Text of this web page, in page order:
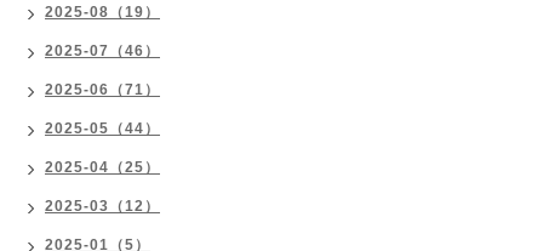
2025-08（19）
2025-07（46）
2025-06（71）
2025-05（44）
2025-04（25）
2025-03（12）
2025-01（5）